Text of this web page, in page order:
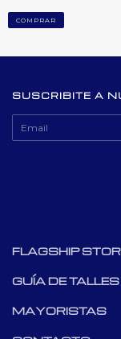
COMPRAR
SUSCRIBITE A
FLAGSHIP
GUÍA DE TALLES
MAYORISTAS